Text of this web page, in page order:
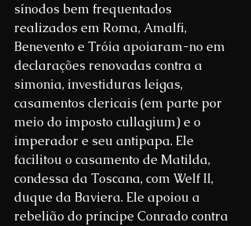
sínodos bem frequentados
realizados em Roma, Amalfi,
Benevento e Tróia apoiaram-no em
declarações renovadas contra a
simonia, investiduras leigas,
casamentos clericais (em parte por
meio do imposto cullagium) e o
imperador e seu antipapa. Ele
facilitou o casamento de Matilda,
condessa da Toscana, com Welf II,
duque da Baviera. Ele apoiou a
rebelião do príncipe Conrado contra